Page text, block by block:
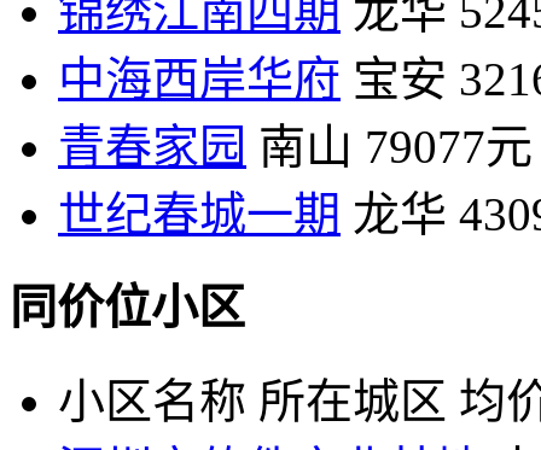
锦绣江南四期 龙华
中海西岸华府 宝安
青春家园 南山 79077元
世纪春城一期 龙华
同价位小区
小区名称 所在城区 均